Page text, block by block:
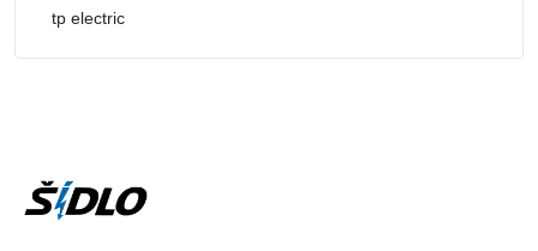
tp electric